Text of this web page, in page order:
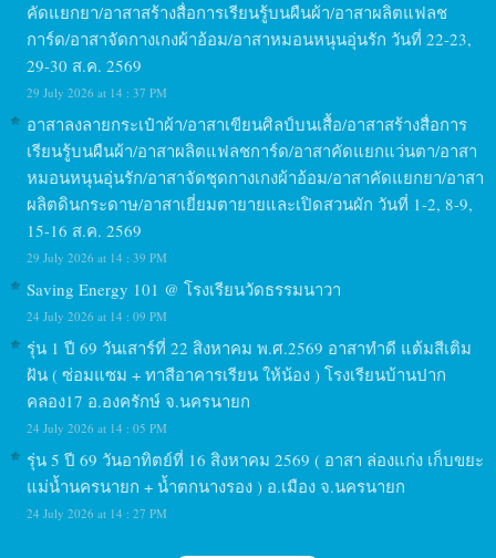
คัดแยกยา/อาสาสร้างสื่อการเรียนรู้บนผืนผ้า/อาสาผลิตแฟลช
การ์ด/อาสาจัดกางเกงผ้าอ้อม/อาสาหมอนหนุนอุ่นรัก วันที่ 22-23,
29-30 ส.ค. 2569
29 July 2026 at 14 : 37 PM
อาสาลงลายกระเป๋าผ้า/อาสาเขียนศิลป์บนเสื้อ/อาสาสร้างสื่อการ
เรียนรู้บนผืนผ้า/อาสาผลิตแฟลชการ์ด/อาสาคัดแยกแว่นตา/อาสา
หมอนหนุนอุ่นรัก/อาสาจัดชุดกางเกงผ้าอ้อม/อาสาคัดแยกยา/อาสา
ผลิตดินกระดาษ/อาสาเยี่ยมตายายและเปิดสวนผัก วันที่ 1-2, 8-9,
15-16 ส.ค. 2569
29 July 2026 at 14 : 39 PM
Saving Energy 101 @ โรงเรียนวัดธรรมนาวา
24 July 2026 at 14 : 09 PM
รุ่น 1 ปี 69 วันเสาร์ที่ 22 สิงหาคม พ.ศ.2569 อาสาทำดี แต้มสีเติม
ฝัน ( ซ่อมแซม + ทาสีอาคารเรียน ให้น้อง ) โรงเรียนบ้านปาก
คลอง17 อ.องครักษ์ จ.นครนายก
24 July 2026 at 14 : 05 PM
รุ่น 5 ปี 69 วันอาทิตย์ที่ 16 สิงหาคม 2569 ( อาสา ล่องแก่ง เก็บขยะ
แม่น้ำนครนายก + น้ำตกนางรอง ) อ.เมือง จ.นครนายก
24 July 2026 at 14 : 27 PM